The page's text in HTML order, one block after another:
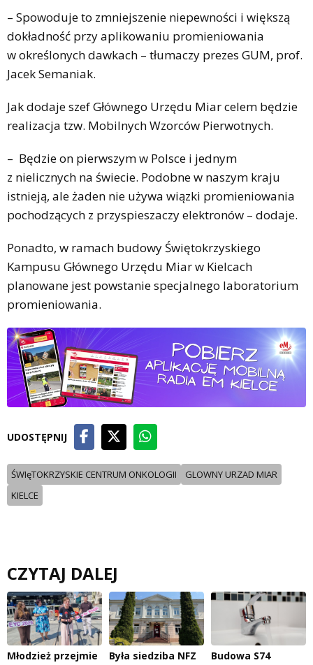
– Spowoduje to zmniejszenie niepewności i większą
dokładność przy aplikowaniu promieniowania
w określonych dawkach – tłumaczy prezes GUM, prof.
Jacek Semaniak.
Jak dodaje szef Głównego Urzędu Miar celem będzie
realizacja tzw. Mobilnych Wzorców Pierwotnych.
– Będzie on pierwszym w Polsce i jednym
z nielicznych na świecie. Podobne w naszym kraju
istnieją, ale żaden nie używa wiązki promieniowania
pochodzących z przyspieszaczy elektronów – dodaje.
Ponadto, w ramach budowy Świętokrzyskiego
Kampusu Głównego Urzędu Miar w Kielcach
planowane jest powstanie specjalnego laboratorium
promieniowania.
UDOSTĘPNIJ
ŚWIęTOKRZYSKIE CENTRUM ONKOLOGII
GLOWNY URZAD MIAR
KIELCE
CZYTAJ DALEJ
Młodzież przejmie
Była siedziba NFZ
Budowa S74